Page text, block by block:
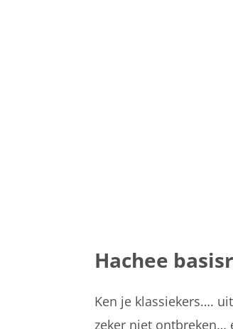
Hachee
Ken je klassiekers….
zeker niet ontbreken…